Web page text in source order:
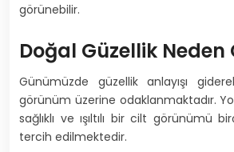
görünebilir.
Doğal Güzellik Neden
Günümüzde güzellik anlayışı
görünüm üzerine odaklanmaktadır.
sağlıklı ve ışıltılı bir cilt görünümü
tercih edilmektedir.